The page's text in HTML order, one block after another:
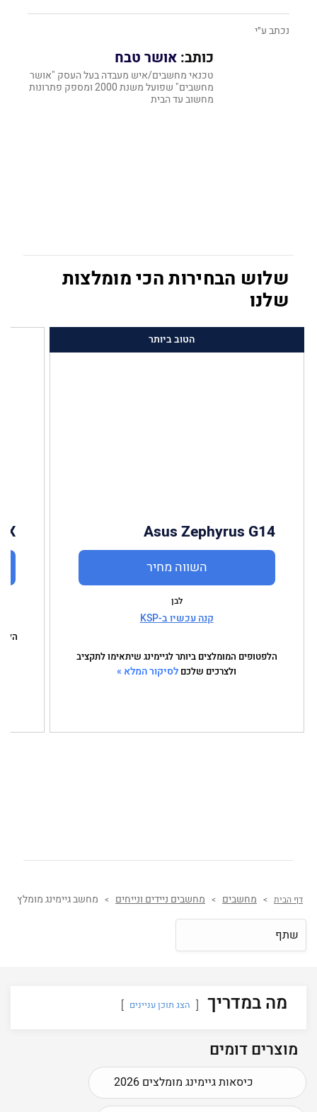
נכתב ע״י
כותב: אושר טבח
טכנאי מחשבים/איש מעבדה בעל העסק "אושר
מחשבים" שפועל משנת 2000 ומספק פתרונות
מחשוב עד הבית
שלוש הבחירות הכי מומלצות
שלנו
הטוב ביותר
Asus Zephyrus G14
השווה מחיר
לבן
קנה עכשיו ב-KSP
הלפטופים המומלצים ביותר לגיימינג שיתאימו לתקציב
ולצרכים שלכם לסיקור המלא »
דף הבית > מחשבים > מחשבים ניידים ונייחים > מחשב גיימינג מומלץ
שתף
מה במדריך הצג תוכן עניינים
מוצרים דומים
כיסאות גיימינג מומלצים 2026